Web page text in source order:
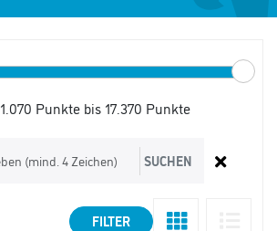
1.070 Punkte bis 17.370 Punkte
SUCHEN
FILTER